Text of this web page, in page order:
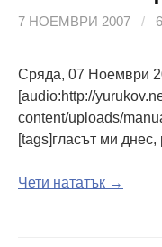
7 НОЕМВРИ 2007 /
Сряда, 07 Ноември
[audio:http://
content/uploads/
[tags]гласът ми днес,
Чети нататък →